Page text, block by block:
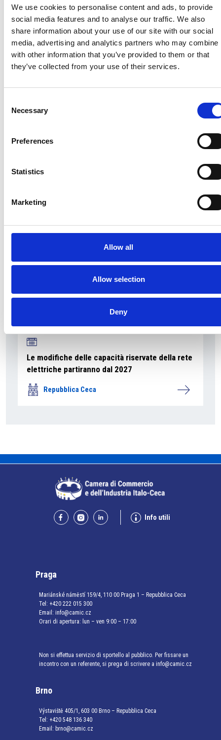
We use cookies to personalise content and ads, to provide
social media features and to analyse our traffic. We also
share information about your use of our site with our social
media, advertising and analytics partners who may combine
with other information that you’ve provided to them or that
they’ve collected from your use of their services.
Selection
Necessary
Preferences
Statistics
Marketing
Allow all
Allow selection
Deny
Repubblica Ceca
primo semestre
Repubblica Ceca
Le modifiche delle capacità riservate della rete
elettriche partiranno dal 2027
Repubblica Ceca
Info utili
Praga
Mariánské náměstí 159/4, 110 00 Praga 1 – Repubblica Ceca
Tel: +420 222 015 300
Email: info@camic.cz
Orari di apertura: lun – ven 9:00 – 17:00
Non si effettua servizio di sportello al pubblico. Per fissare un
incontro con un referente, si prega di scrivere a info@camic.cz
Brno
Výstaviště 405/1, 603 00 Brno – Repubblica Ceca
Tel: +420 548 136 340
Email: brno@camic.cz